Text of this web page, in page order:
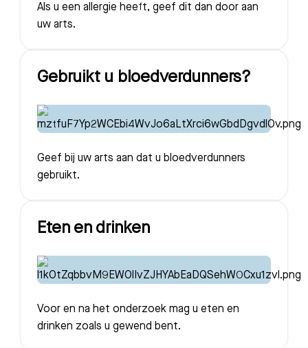
Als u een allergie heeft, geef dit dan door aan
uw arts.
Gebruikt u bloedverdunners?
Geef bij uw arts aan dat u bloedverdunners
gebruikt.
Eten en drinken
Voor en na het onderzoek mag u eten en
drinken zoals u gewend bent.